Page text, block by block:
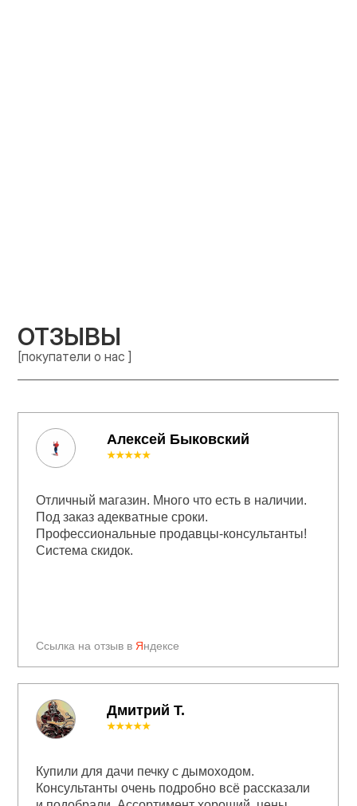
ОТЗЫВЫ
[покупатели о нас ]
Алексей Быковский
Ссылка на отзыв в Яндексе
★★★★★
Отличный магазин. Много что есть в наличии.
Под заказ адекватные сроки.
Профессиональные продавцы-консультанты!
Система скидок.
★★★★★
Купили для дачи печку с дымоходом.
Консультанты очень подробно всё рассказали
Дмитрий Т.